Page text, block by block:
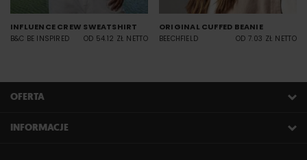
INFLUENCE CREW SWEATSHIRT
B&C BE INSPIRED OD 54.12 ZŁ NETTO
ORIGINAL CUFFED BEANIE
BEECHFIELD OD 7.03 ZŁ NETTO
OFERTA
INFORMACJE